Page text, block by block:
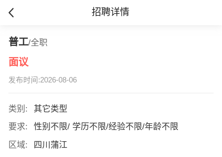
招聘详情
普工/全职
面议
发布时间:2026-08-06
类别:
其它类型
要求:
性别不限/ 学历不限/经验不限/年龄不限
区域:
四川蒲江